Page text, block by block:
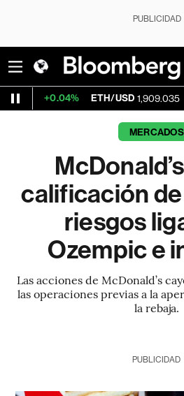
PUBLICIDAD
ETH/USD 1,909.035 -0.35%
MERCADOS
calificación
riesgos
Ozempic e
Las acciones de McDonald’s
las operaciones previas a la
la rebaja.
PUBLICIDAD